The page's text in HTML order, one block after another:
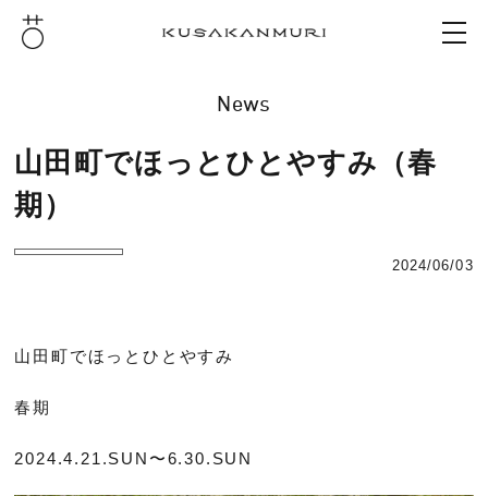
News
山田町でほっとひとやすみ（春
期）
2024/06/03
山田町でほっとひとやすみ
春期
2024.4.21.SUN〜6.30.SUN